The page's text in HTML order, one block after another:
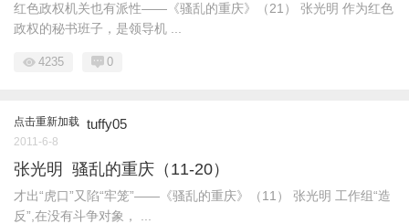
红色政权机关也有派性——《骚乱的重庆》（21） 张光明 作为红色
政权的秘书班子，是领导机 ...
4235 0
点击重新加载 tuffy05
2011-6-8
张光明 骚乱的重庆（11-20）
才出“虎口”又陷“牢笼”——《骚乱的重庆》（11） 张光明 工作组“造
反”,在没有斗争对象， ...